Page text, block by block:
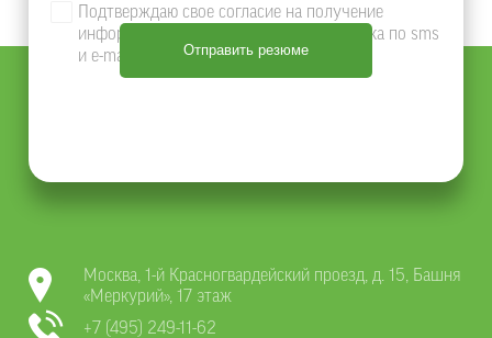
Москва, 1-й Красногвардейский проезд, д. 15, Башня
«Меркурий», 17 этаж
+7 (495) 249-11-62
Подтверждаю свое согласие на получение
информации о продуктах и услугах Банка по sms
и e-mail